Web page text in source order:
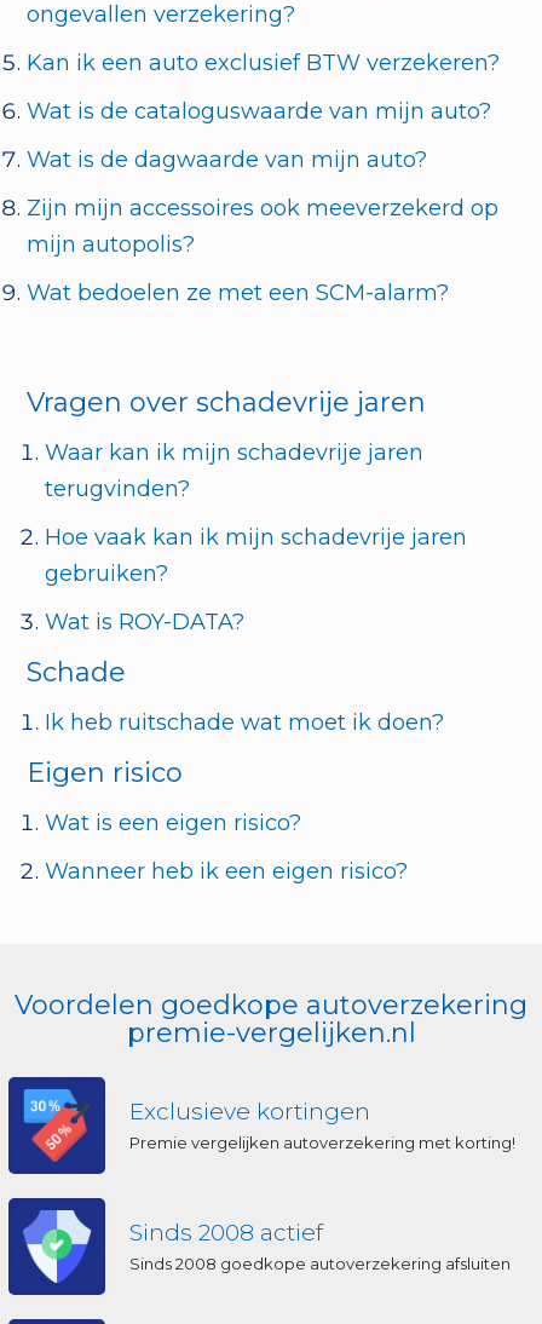
ongevallen verzekering?
Kan ik een auto exclusief BTW verzekeren?
Wat is de cataloguswaarde van mijn auto?
Wat is de dagwaarde van mijn auto?
Zijn mijn accessoires ook meeverzekerd op
mijn autopolis?
Wat bedoelen ze met een SCM-alarm?
Vragen over schadevrije jaren
Waar kan ik mijn schadevrije jaren
terugvinden?
Hoe vaak kan ik mijn schadevrije jaren
gebruiken?
Wat is ROY-DATA?
Schade
Ik heb ruitschade wat moet ik doen?
Eigen risico
Wat is een eigen risico?
Wanneer heb ik een eigen risico?
Voordelen goedkope autoverzekering
premie-vergelijken.nl
Exclusieve kortingen
Premie vergelijken autoverzekering met korting!
Sinds 2008 actief
Sinds 2008 goedkope autoverzekering afsluiten